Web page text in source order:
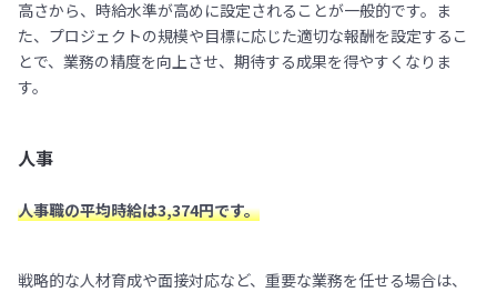
高さから、時給水準が高めに設定されることが一般的です。ま
た、プロジェクトの規模や目標に応じた適切な報酬を設定するこ
とで、業務の精度を向上させ、期待する成果を得やすくなりま
す。
人事
人事職の平均時給は3,374円です。
戦略的な人材育成や面接対応など、重要な業務を任せる場合は、